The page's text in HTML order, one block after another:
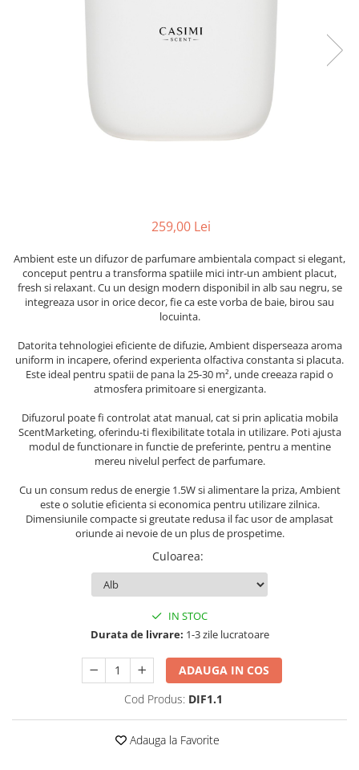
Lenjerii De Pat Bumbac Poplin,
Matlasate, 2 Persoane
Lenjerii De Pat, Finet Premium 3D,
Lenjerii De Pat Jacquard
Lenjerii De Pat Catifea
Lenjerii De Pat Cocolino
Set Lenjerie De Pat Blana
Artificiala De Iepure, 6 Piese, 2
Persoane
Set Lenjerie Pat Blanita Iepure, 6
Piese, Cu Pilota Inclusa
Lenjerii De Pat Premium Collection
Set Lenjerie De Pat, 7 Piese, Cu
Pilota / Cuvertura Inclusa
Set Lenjerie De Pat Jacquard Regal,
11 Piese, Cuvertura Inclusa
Lenjerii Damasc Egiptean King Size
Lenjerii De Pat, Finet Premium, 1
Lenjerii De Pat Damasc 1 Persoana
Lenjerii De Pat, Imprimeu 3D, 1
259,00 Lei
Ambient este un difuzor de parfumare ambientala compact si elegant,
conceput pentru a transforma spatiile mici intr-un ambient placut,
fresh si relaxant. Cu un design modern disponibil in alb sau negru, se
integreaza usor in orice decor, fie ca este vorba de baie, birou sau
locuinta.
Datorita tehnologiei eficiente de difuzie, Ambient disperseaza aroma
uniform in incapere, oferind experienta olfactiva constanta si placuta.
Este ideal pentru spatii de pana la 25-30 m², unde creeaza rapid o
atmosfera primitoare si energizanta.
Difuzorul poate fi controlat atat manual, cat si prin aplicatia mobila
ScentMarketing, oferindu-ti flexibilitate totala in utilizare. Poti ajusta
modul de functionare in functie de preferinte, pentru a mentine
mereu nivelul perfect de parfumare.
Cu un consum redus de energie 1.5W si alimentare la priza, Ambient
este o solutie eficienta si economica pentru utilizare zilnica.
Dimensiunile compacte si greutate redusa il fac usor de amplasat
oriunde ai nevoie de un plus de prospetime.
Culoarea:
IN STOC
Durata de livrare: 1-3 zile lucratoare
ADAUGA IN COS
Cod Produs: DIF1.1
Adauga la Favorite